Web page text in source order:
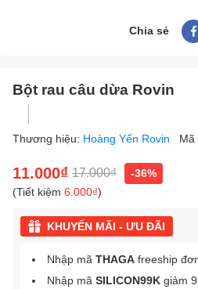
Chia sẻ
Bột rau câu dừa Rovin
Thương hiệu: Hoàng Yến Rovin Mã
11.000₫ 17.000₫
-36%
(Tiết kiệm 6.000₫)
KHUYẾN MÃI - ƯU ĐÃI
Nhập mã THAGA freeship
Nhập mã SILICON99K giảm